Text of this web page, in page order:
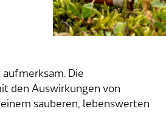
Die
den Auswirkungen von
sauberen, lebenswerten